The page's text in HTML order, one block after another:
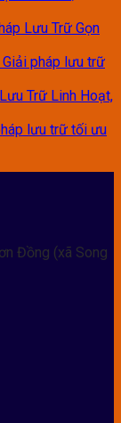
Lưu Trữ Gọn
pháp lưu trữ
Trữ Linh Hoạt,
lưu trữ tối ưu
Đồng (xã Song